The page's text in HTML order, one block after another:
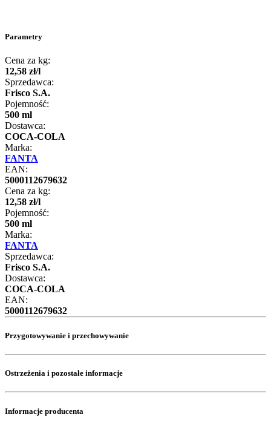
Parametry
Cena za kg:
12,58 zł/l
Sprzedawca:
Frisco S.A.
Pojemność:
500 ml
Dostawca:
COCA-COLA
Marka:
FANTA
EAN:
5000112679632
Cena za kg:
12,58 zł/l
Pojemność:
500 ml
Marka:
FANTA
Sprzedawca:
Frisco S.A.
Dostawca:
COCA-COLA
EAN:
5000112679632
Przygotowywanie i przechowywanie
Ostrzeżenia i pozostałe informacje
Informacje producenta